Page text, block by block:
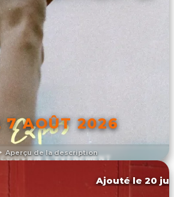
Aperçu de la description
7 AOÛT 2026
L'ÉVÉNEMENT
Ajouté le 20